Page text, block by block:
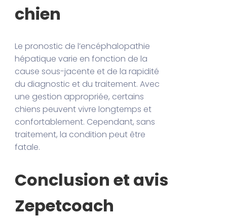
chien
Le pronostic de l’encéphalopathie
hépatique varie en fonction de la
cause sous-jacente et de la rapidité
du diagnostic et du traitement. Avec
une gestion appropriée, certains
chiens peuvent vivre longtemps et
confortablement. Cependant, sans
traitement, la condition peut être
fatale.
Conclusion et avis
Zepetcoach